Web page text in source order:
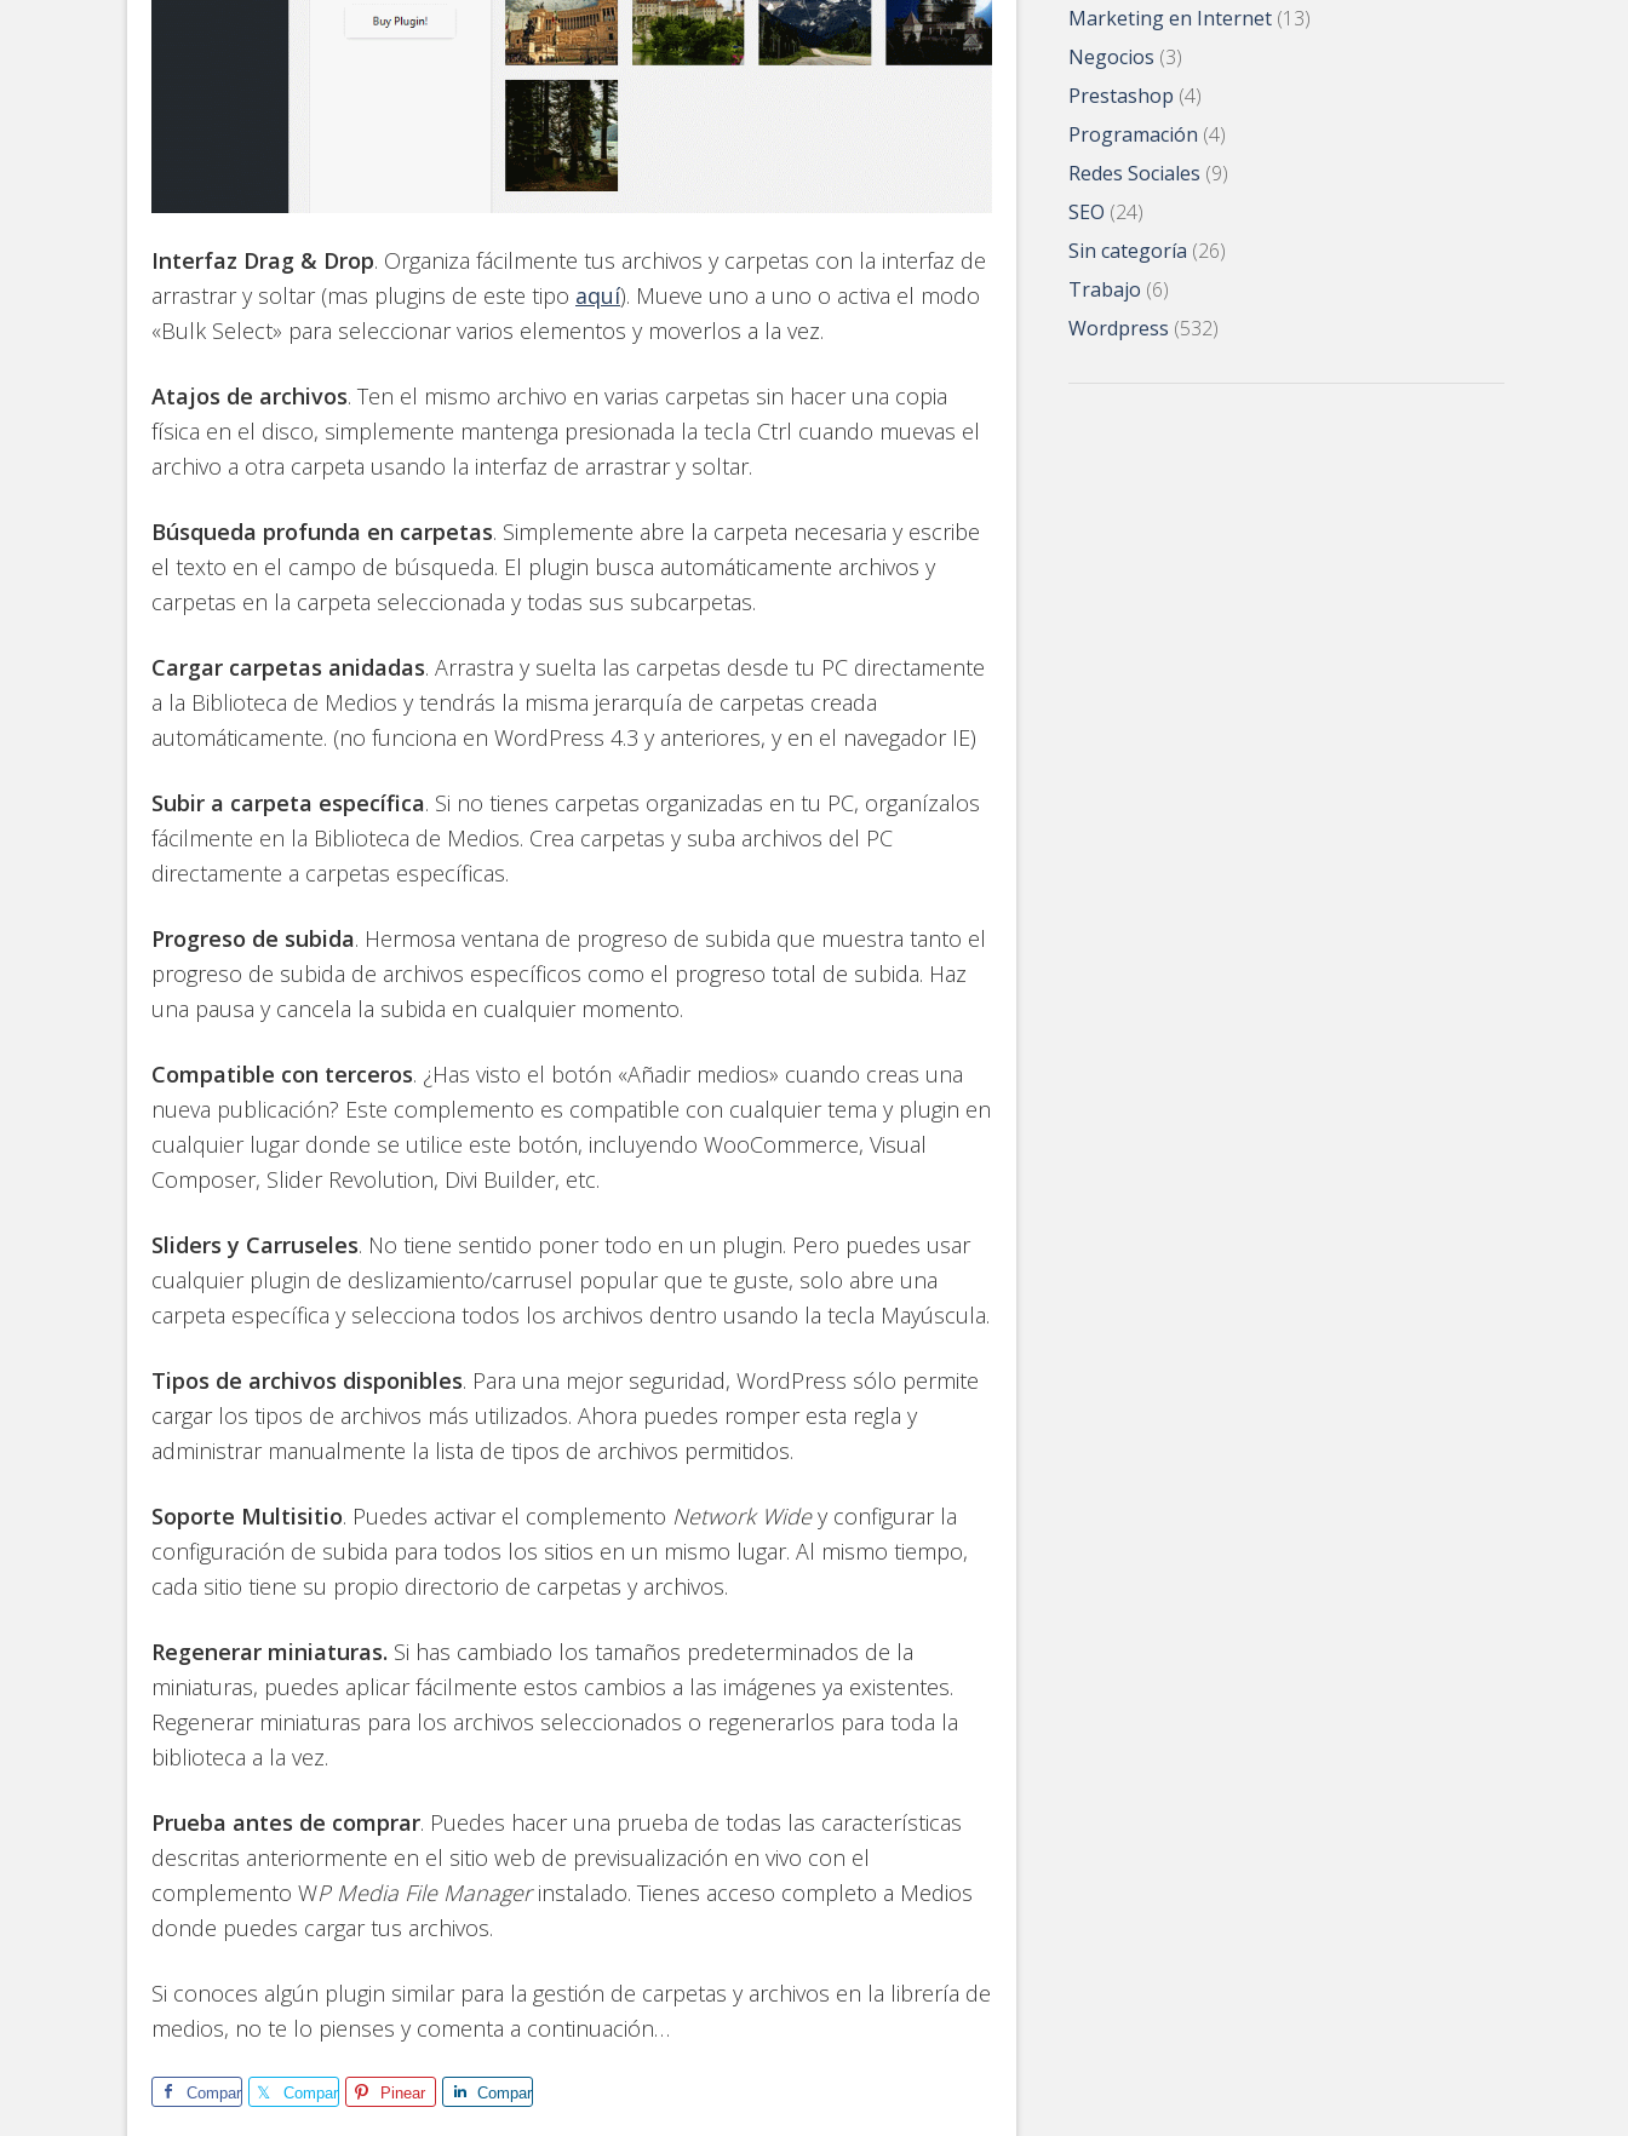
Interfaz Drag & Drop. Organiza fácilmente tus archivos y carpetas con la interfaz de
arrastrar y soltar (mas plugins de este tipo aquí). Mueve uno a uno o activa el modo
«Bulk Select» para seleccionar varios elementos y moverlos a la vez.
Atajos de archivos. Ten el mismo archivo en varias carpetas sin hacer una copia
física en el disco, simplemente mantenga presionada la tecla Ctrl cuando muevas el
archivo a otra carpeta usando la interfaz de arrastrar y soltar.
Búsqueda profunda en carpetas. Simplemente abre la carpeta necesaria y escribe
el texto en el campo de búsqueda. El plugin busca automáticamente archivos y
carpetas en la carpeta seleccionada y todas sus subcarpetas.
Cargar carpetas anidadas. Arrastra y suelta las carpetas desde tu PC directamente
a la Biblioteca de Medios y tendrás la misma jerarquía de carpetas creada
automáticamente. (no funciona en WordPress 4.3 y anteriores, y en el navegador IE)
Subir a carpeta específica. Si no tienes carpetas organizadas en tu PC, organízalos
fácilmente en la Biblioteca de Medios. Crea carpetas y suba archivos del PC
directamente a carpetas específicas.
Progreso de subida. Hermosa ventana de progreso de subida que muestra tanto el
progreso de subida de archivos específicos como el progreso total de subida. Haz
una pausa y cancela la subida en cualquier momento.
Compatible con terceros. ¿Has visto el botón «Añadir medios» cuando creas una
nueva publicación? Este complemento es compatible con cualquier tema y plugin en
cualquier lugar donde se utilice este botón, incluyendo WooCommerce, Visual
Composer, Slider Revolution, Divi Builder, etc.
Sliders y Carruseles. No tiene sentido poner todo en un plugin. Pero puedes usar
cualquier plugin de deslizamiento/carrusel popular que te guste, solo abre una
carpeta específica y selecciona todos los archivos dentro usando la tecla Mayúscula.
Tipos de archivos disponibles. Para una mejor seguridad, WordPress sólo permite
cargar los tipos de archivos más utilizados. Ahora puedes romper esta regla y
administrar manualmente la lista de tipos de archivos permitidos.
Soporte Multisitio. Puedes activar el complemento Network Widey configurar la
configuración de subida para todos los sitios en un mismo lugar. Al mismo tiempo,
cada sitio tiene su propio directorio de carpetas y archivos.
Regenerar miniaturas. Si has cambiado los tamaños predeterminados de la
miniaturas, puedes aplicar fácilmente estos cambios a las imágenes ya existentes.
Regenerar miniaturas para los archivos seleccionados o regenerarlos para toda la
biblioteca a la vez.
Prueba antes de comprar. Puedes hacer una prueba de todas las características
descritas anteriormente en el sitio web de previsualización en vivo con el
complemento WP Media File Managerinstalado. Tienes acceso completo a Medios
donde puedes cargar tus archivos.
Si conoces algún plugin similar para la gestión de carpetas y archivos en la librería de
medios, no te lo pienses y comenta a continuación…
Comparte Comparte Pinear Comparte
Marketing en Internet (13)
Negocios (3)
Prestashop (4)
Programación (4)
Redes Sociales (9)
SEO (24)
Sin categoría (26)
Trabajo (6)
Wordpress (532)